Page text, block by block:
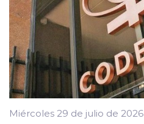
Miércoles 29 de julio de 2026